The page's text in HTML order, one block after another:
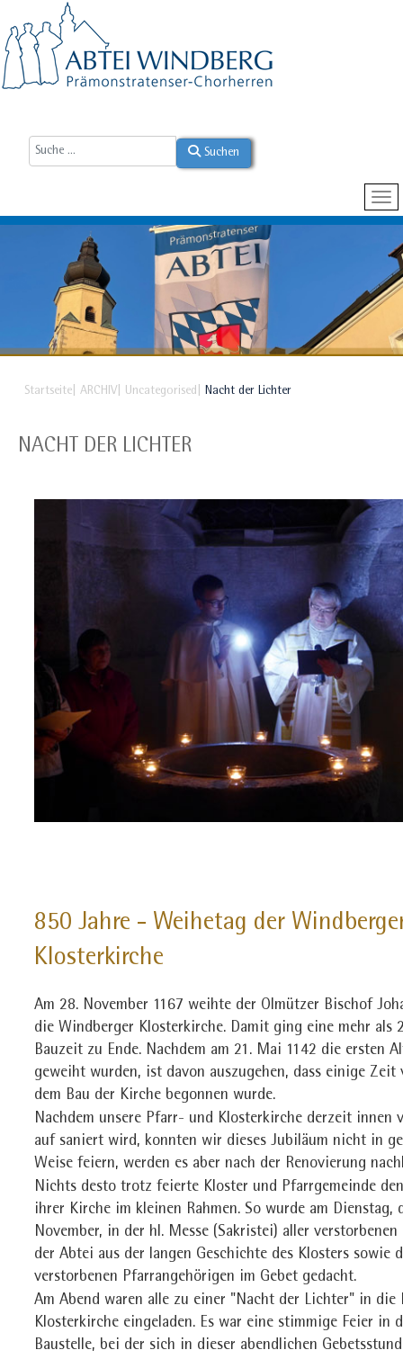
Suchen
Startseite ARCHIV Uncategorised Nacht der Lichter
NACHT DER LICHTER
850 Jahre - Weihetag der
Klosterkirche
Am 28. November 1167 weihte der Olmützer Bischof
die Windberger Klosterkirche. Damit ging eine mehr als
Bauzeit zu Ende. Nachdem am 21. Mai 1142 die ersten
geweiht wurden, ist davon auszugehen, dass einige Zeit
dem Bau der Kirche begonnen wurde.
Nachdem unsere Pfarr- und Klosterkirche derzeit innen
auf saniert wird, konnten wir dieses Jubiläum nicht in
Weise feiern, werden es aber nach der Renovierung
Nichts desto trotz feierte Kloster und Pfarrgemeinde
ihrer Kirche im kleinen Rahmen. So wurde am Dienstag,
November, in der hl. Messe (Sakristei) aller
der Abtei aus der langen Geschichte des Klosters sowie
verstorbenen Pfarrangehörigen im Gebet gedacht.
Am Abend waren alle zu einer "Nacht der Lichter" in die
Klosterkirche eingeladen. Es war eine stimmige Feier in
Baustelle, bei der sich in dieser abendlichen